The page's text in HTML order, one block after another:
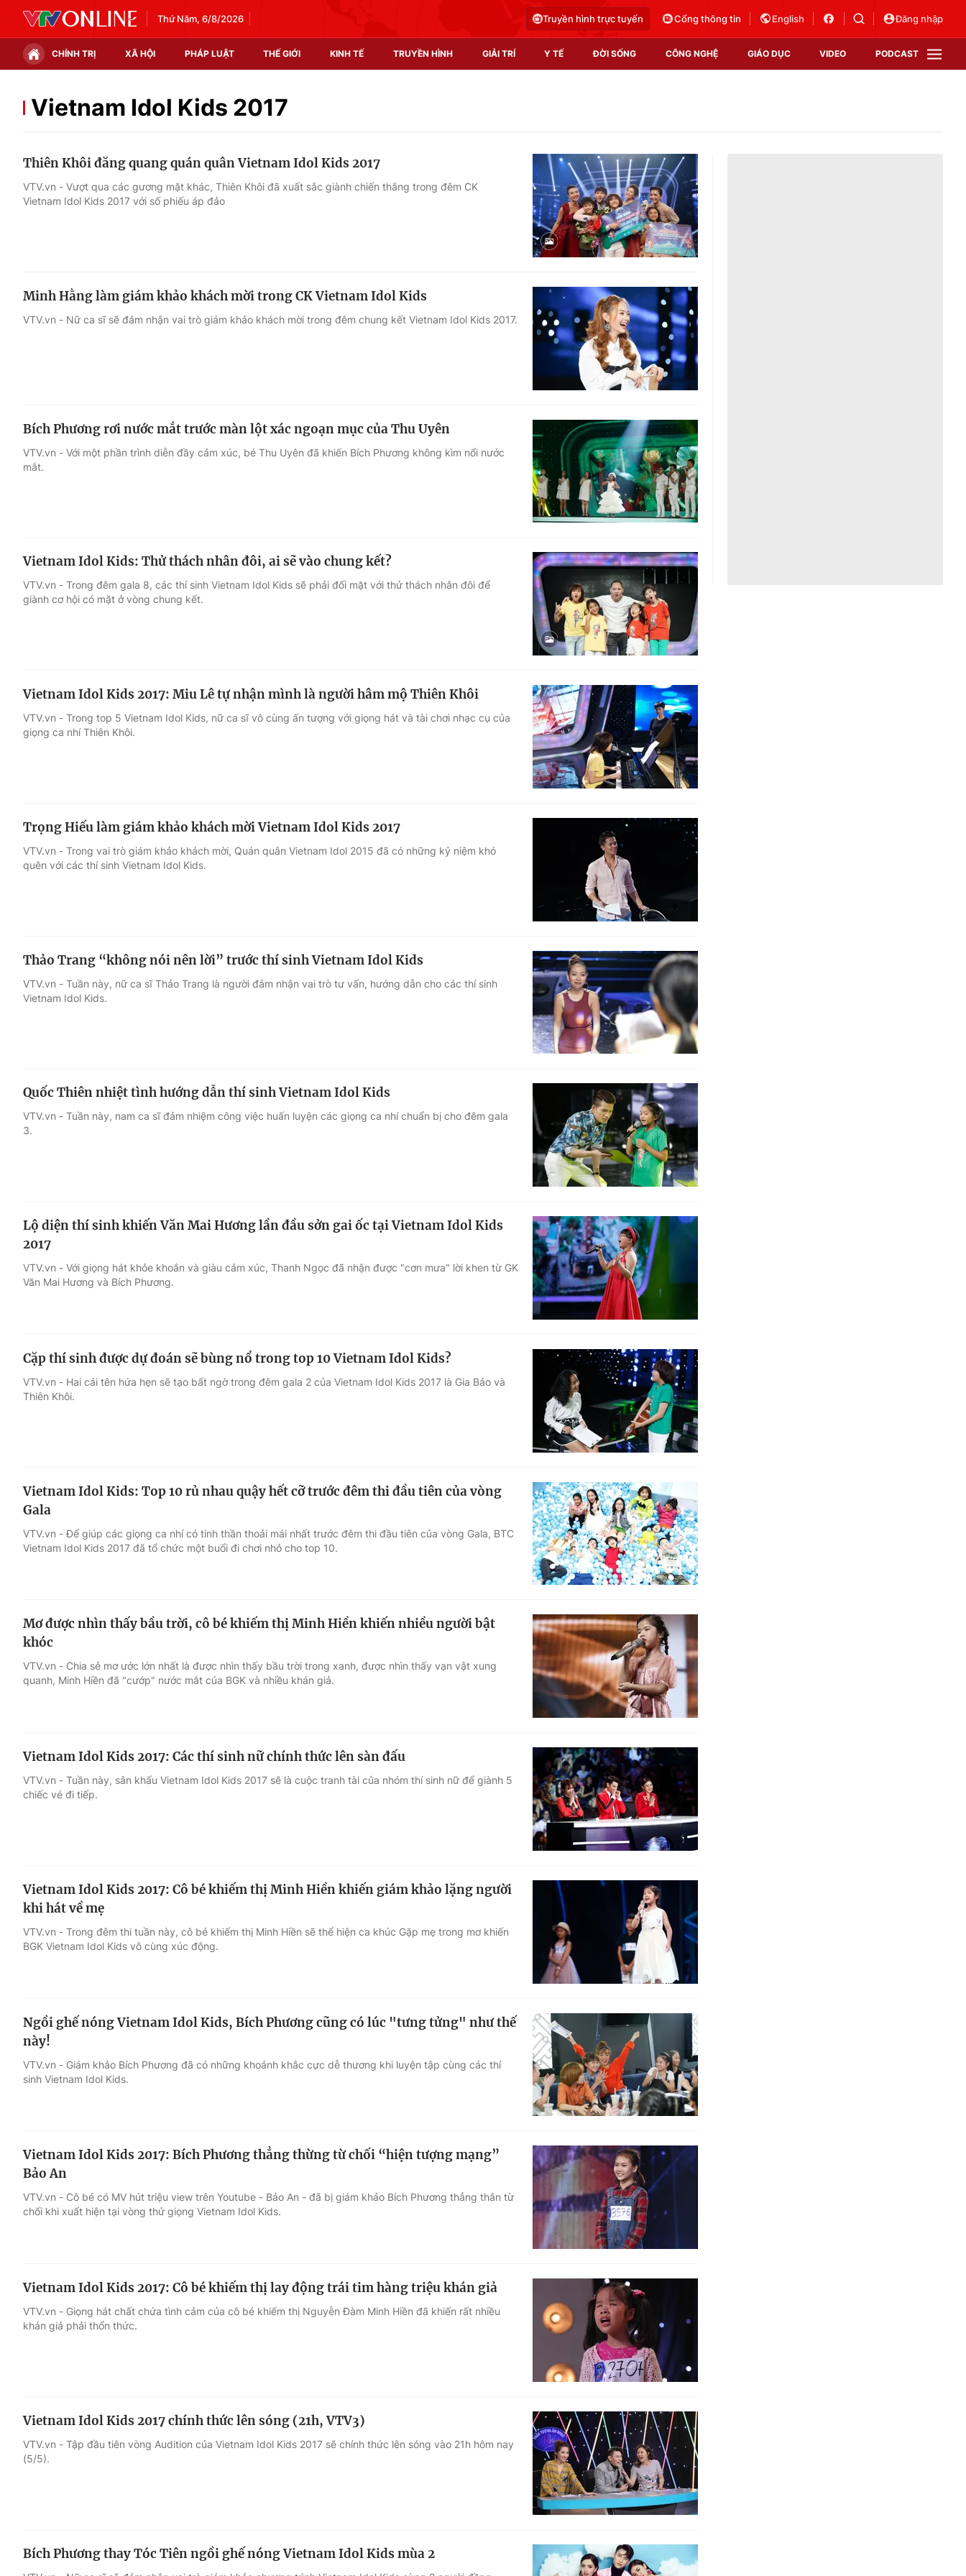
Thứ Năm, 6/8/2026 Truyền hình trực tuyến Cổng thông tin English Đăng nhập
CHÍNH TRỊ XÃ HỘI PHÁP LUẬT THẾ GIỚI KINH TẾ TRUYỀN HÌNH GIẢI TRÍ Y TẾ ĐỜI SỐNG CÔNG NGHỆ GIÁO DỤC VIDEO PODCAST
Chính trị Xã hội
Thế giới đó đây
Thị trường
Video
Shorts video
Podcast
EMagazine
Photo
Infographic
Góc ảnh
Điện ảnh
Âm nhạc
Sao
Du lịch
Làm đẹp
Tuyển sinh
Học trực tuyến
Công nghệ
Hitech Công nghệ tương lai
Sản phẩm
Thị trường
Tư vấn
VTV Sức khoẻ
Vietnam Idol Kids 2017
Thiên Khôi đăng quang quán quân Vietnam Idol Kids 2017
VTV.vn - Vượt qua các gương mặt khác, Thiên Khôi đã xuất sắc giành chiến thắng trong đêm CK
Vietnam Idol Kids 2017 với số phiếu áp đảo
Minh Hằng làm giám khảo khách mời trong CK Vietnam Idol Kids
VTV.vn - Nữ ca sĩ sẽ đảm nhận vai trò giám khảo khách mời trong đêm chung kết Vietnam Idol Kids 2017.
Bích Phương rơi nước mắt trước màn lột xác ngoạn mục của Thu Uyên
VTV.vn - Với một phần trình diễn đầy cảm xúc, bé Thu Uyên đã khiến Bích Phương không kìm nổi nước
mắt.
Vietnam Idol Kids: Thử thách nhân đôi, ai sẽ vào chung kết?
VTV.vn - Trong đêm gala 8, các thí sinh Vietnam Idol Kids sẽ phải đối mặt với thử thách nhân đôi để
giành cơ hội có mặt ở vòng chung kết.
Vietnam Idol Kids 2017: Miu Lê tự nhận mình là người hâm mộ Thiên Khôi
VTV.vn - Trong top 5 Vietnam Idol Kids, nữ ca sĩ vô cùng ấn tượng với giọng hát và tài chơi nhạc cụ của
giọng ca nhí Thiên Khôi.
Trọng Hiếu làm giám khảo khách mời Vietnam Idol Kids 2017
VTV.vn - Trong vai trò giám khảo khách mời, Quán quân Vietnam Idol 2015 đã có những kỷ niệm khó
quên với các thí sinh Vietnam Idol Kids.
Thảo Trang “không nói nên lời” trước thí sinh Vietnam Idol Kids
VTV.vn - Tuần này, nữ ca sĩ Thảo Trang là người đảm nhận vai trò tư vấn, hướng dẫn cho các thí sinh
Vietnam Idol Kids.
Quốc Thiên nhiệt tình hướng dẫn thí sinh Vietnam Idol Kids
VTV.vn - Tuần này, nam ca sĩ đảm nhiệm công việc huấn luyện các giọng ca nhí chuẩn bị cho đêm gala
3.
Lộ diện thí sinh khiến Văn Mai Hương lần đầu sởn gai ốc tại Vietnam Idol Kids
2017
VTV.vn - Với giọng hát khỏe khoắn và giàu cảm xúc, Thanh Ngọc đã nhận được "cơn mưa" lời khen từ GK
Văn Mai Hương và Bích Phương.
Cặp thí sinh được dự đoán sẽ bùng nổ trong top 10 Vietnam Idol Kids?
VTV.vn - Hai cái tên hứa hẹn sẽ tạo bất ngờ trong đêm gala 2 của Vietnam Idol Kids 2017 là Gia Bảo và
Thiên Khôi.
Vietnam Idol Kids: Top 10 rủ nhau quậy hết cỡ trước đêm thi đầu tiên của vòng
Gala
VTV.vn - Để giúp các giọng ca nhí có tinh thần thoải mái nhất trước đêm thi đầu tiên của vòng Gala, BTC
Vietnam Idol Kids 2017 đã tổ chức một buổi đi chơi nhỏ cho top 10.
Mơ được nhìn thấy bầu trời, cô bé khiếm thị Minh Hiền khiến nhiều người bật
khóc
VTV.vn - Chia sẻ mơ ước lớn nhất là được nhìn thấy bầu trời trong xanh, được nhìn thấy vạn vật xung
quanh, Minh Hiền đã "cướp" nước mắt của BGK và nhiều khán giả.
Vietnam Idol Kids 2017: Các thí sinh nữ chính thức lên sàn đấu
VTV.vn - Tuần này, sân khấu Vietnam Idol Kids 2017 sẽ là cuộc tranh tài của nhóm thí sinh nữ để giành 5
chiếc vé đi tiếp.
Vietnam Idol Kids 2017: Cô bé khiếm thị Minh Hiền khiến giám khảo lặng người
khi hát về mẹ
VTV.vn - Trong đêm thi tuần này, cô bé khiếm thị Minh Hiền sẽ thể hiện ca khúc Gặp mẹ trong mơ khiến
BGK Vietnam Idol Kids vô cùng xúc động.
Ngồi ghế nóng Vietnam Idol Kids, Bích Phương cũng có lúc "tưng tửng" như thế
này!
VTV.vn - Giám khảo Bích Phương đã có những khoảnh khắc cực dễ thương khi luyện tập cùng các thí
sinh Vietnam Idol Kids.
Vietnam Idol Kids 2017: Bích Phương thẳng thừng từ chối “hiện tượng mạng”
Bảo An
VTV.vn - Cô bé có MV hút triệu view trên Youtube - Bảo An - đã bị giám khảo Bích Phương thẳng thắn từ
chối khi xuất hiện tại vòng thử giọng Vietnam Idol Kids.
Vietnam Idol Kids 2017: Cô bé khiếm thị lay động trái tim hàng triệu khán giả
VTV.vn - Giọng hát chất chứa tình cảm của cô bé khiếm thị Nguyễn Đàm Minh Hiền đã khiến rất nhiều
khán giả phải thổn thức.
Vietnam Idol Kids 2017 chính thức lên sóng (21h, VTV3)
VTV.vn - Tập đầu tiên vòng Audition của Vietnam Idol Kids 2017 sẽ chính thức lên sóng vào 21h hôm nay
(5/5).
Bích Phương thay Tóc Tiên ngồi ghế nóng Vietnam Idol Kids mùa 2